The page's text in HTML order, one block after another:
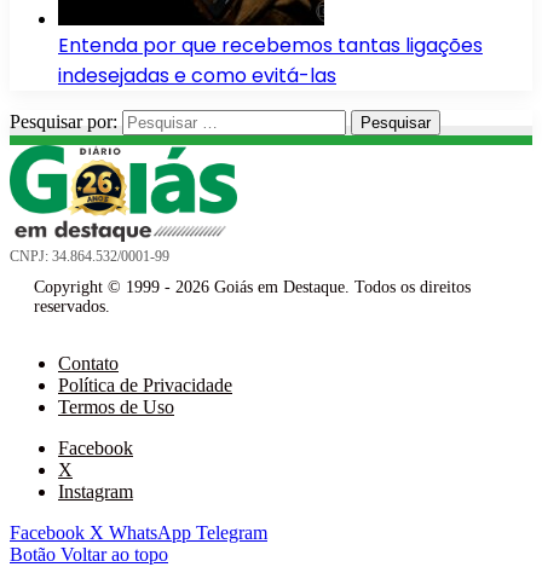
Entenda por que recebemos tantas ligações
indesejadas e como evitá-las
Pesquisar por:
CNPJ: 34.864.532/0001-99
Copyright © 1999 - 2026 Goiás em Destaque. Todos os direitos
reservados.
Contato
Política de Privacidade
Termos de Uso
Facebook
X
Instagram
Facebook X WhatsApp Telegram
Botão Voltar ao topo